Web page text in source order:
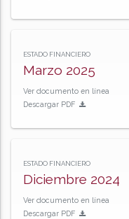
ESTADO FINANCIERO
Marzo 2025
Ver documento en línea
Descargar PDF
ESTADO FINANCIERO
Diciembre 2024
Ver documento en línea
Descargar PDF